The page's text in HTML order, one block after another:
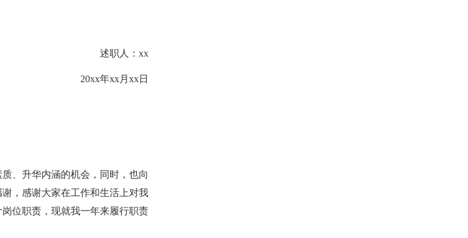
述职人：xx
20xx年xx月xx日
、升华内涵的机会，同时，也向
，感谢大家在工作和生活上对我
位职责，现就我一年来履行职责